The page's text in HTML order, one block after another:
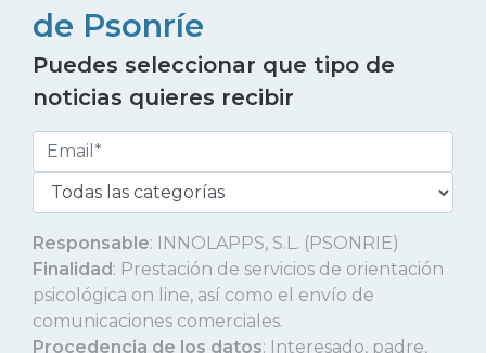
de Psonríe
Puedes seleccionar que tipo de
noticias quieres recibir
Responsable: INNOLAPPS, S.L. (PSONRIE)
Finalidad: Prestación de servicios de orientación
psicológica on line, así como el envío de
comunicaciones comerciales.
Procedencia de los datos: Interesado, padre,